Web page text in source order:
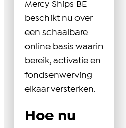
Mercy Ships BE
beschikt nu over
een schaalbare
online basis waarin
bereik, activatie en
fondsenwerving
elkaar versterken.
Hoe nu